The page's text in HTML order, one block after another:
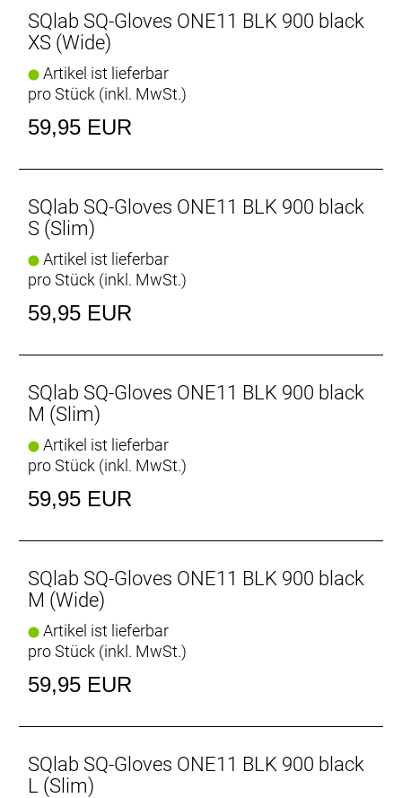
SQlab SQ-Gloves ONE11 BLK 900 black
XS (Wide)
Artikel ist lieferbar
pro Stück (inkl. MwSt.)
59,95 EUR
SQlab SQ-Gloves ONE11 BLK 900 black
S (Slim)
Artikel ist lieferbar
pro Stück (inkl. MwSt.)
59,95 EUR
SQlab SQ-Gloves ONE11 BLK 900 black
M (Slim)
Artikel ist lieferbar
pro Stück (inkl. MwSt.)
59,95 EUR
SQlab SQ-Gloves ONE11 BLK 900 black
M (Wide)
Artikel ist lieferbar
pro Stück (inkl. MwSt.)
59,95 EUR
SQlab SQ-Gloves ONE11 BLK 900 black
L (Slim)